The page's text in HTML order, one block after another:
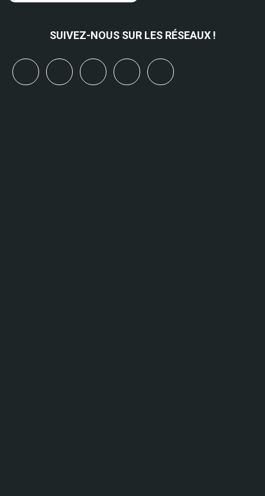
SUIVEZ-NOUS SUR LES RÉSEAUX !
linkedinyoutubebluesky mastodon